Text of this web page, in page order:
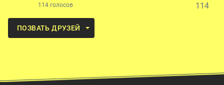
114
114 голосов
ПОЗВАТЬ ДРУЗЕЙ